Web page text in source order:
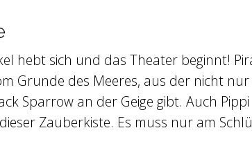
hebt sich und das Theater beginnt!
Grunde des Meeres, aus der nicht
Sparrow an der Geige gibt. Auch
Zauberkiste. Es muss nur am